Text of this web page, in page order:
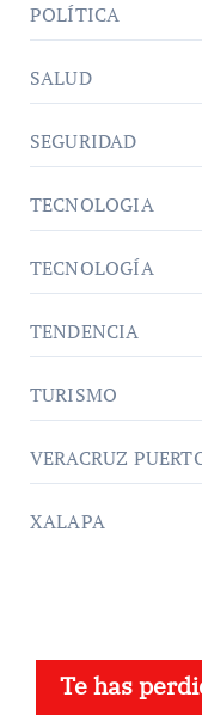
POLÍTICA
SALUD
SEGURIDAD
TECNOLOGIA
TECNOLOGÍA
TENDENCIA
TURISMO
VERACRUZ
XALAPA
Te has